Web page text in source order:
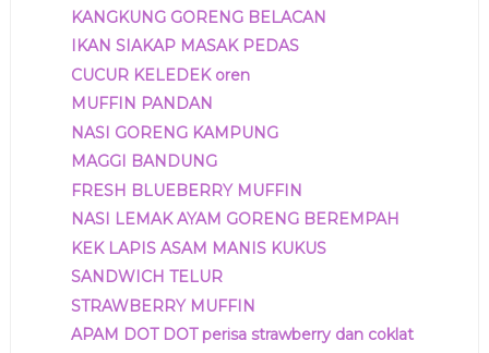
KANGKUNG GORENG BELACAN
IKAN SIAKAP MASAK PEDAS
CUCUR KELEDEK oren
MUFFIN PANDAN
NASI GORENG KAMPUNG
MAGGI BANDUNG
FRESH BLUEBERRY MUFFIN
NASI LEMAK AYAM GORENG BEREMPAH
KEK LAPIS ASAM MANIS KUKUS
SANDWICH TELUR
STRAWBERRY MUFFIN
APAM DOT DOT perisa strawberry dan coklat